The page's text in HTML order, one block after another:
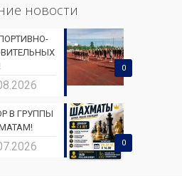
новости
0
0
В ГРУППЫ